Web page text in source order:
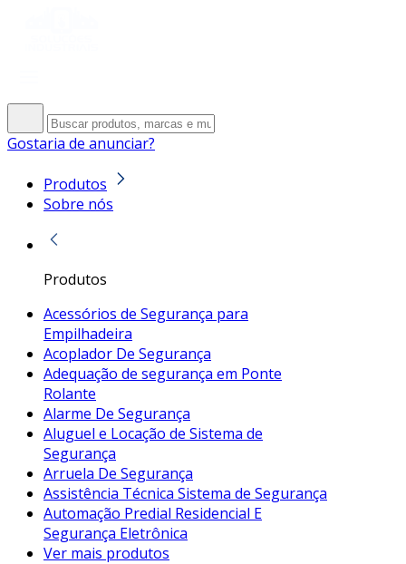
Gostaria de anunciar?
Produtos
Sobre nós
Produtos
Acessórios de Segurança para
Empilhadeira
Acoplador De Segurança
Adequação de segurança em Ponte
Rolante
Alarme De Segurança
Aluguel e Locação de Sistema de
Segurança
Arruela De Segurança
Assistência Técnica Sistema de Segurança
Automação Predial Residencial E
Segurança Eletrônica
Ver mais produtos